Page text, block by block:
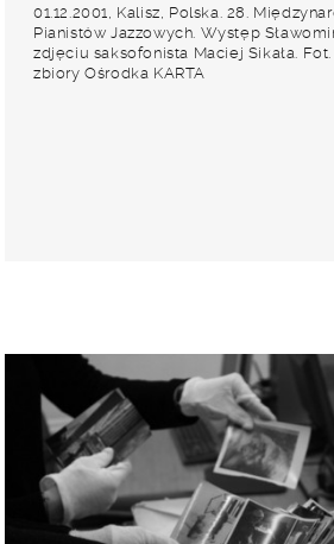
01.12.2001, Kalisz, Polska. 28.
Pianistów Jazzowych. Występ
zdjęciu saksofonista Maciej Sikała. Fot.
zbiory Ośrodka KARTA